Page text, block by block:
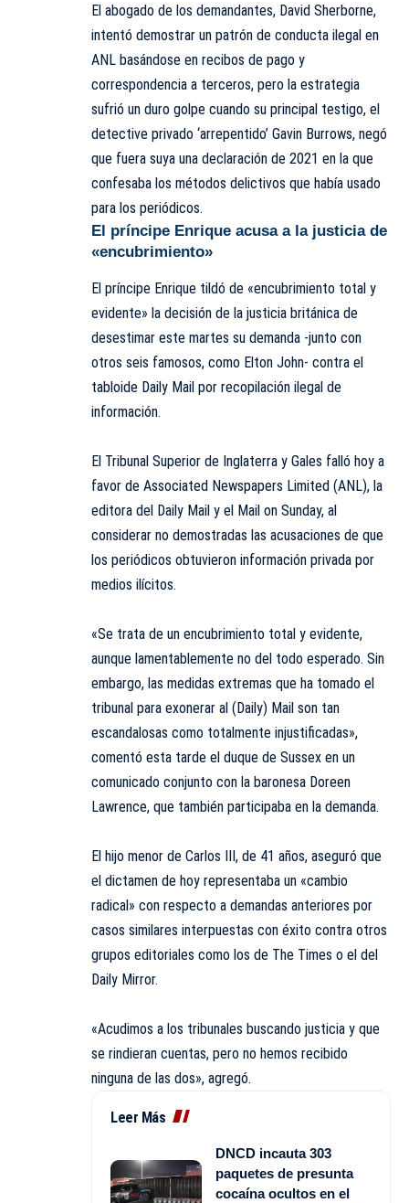
El abogado de los demandantes, David Sherborne,
intentó demostrar un patrón de conducta ilegal en
ANL basándose en recibos de pago y
correspondencia a terceros, pero la estrategia
sufrió un duro golpe cuando su principal testigo, el
detective privado ‘arrepentido’ Gavin Burrows, negó
que fuera suya una declaración de 2021 en la que
confesaba los métodos delictivos que había usado
para los periódicos.
El príncipe Enrique acusa a la justicia de
«encubrimiento»
El príncipe Enrique tildó de «encubrimiento total y
evidente» la decisión de la justicia británica de
desestimar este martes su demanda -junto con
otros seis famosos, como Elton John- contra el
tabloide Daily Mail por recopilación ilegal de
información.
El Tribunal Superior de Inglaterra y Gales falló hoy a
favor de Associated Newspapers Limited (ANL), la
editora del Daily Mail y el Mail on Sunday, al
considerar no demostradas las acusaciones de que
los periódicos obtuvieron información privada por
medios ilícitos.
«Se trata de un encubrimiento total y evidente,
aunque lamentablemente no del todo esperado. Sin
embargo, las medidas extremas que ha tomado el
tribunal para exonerar al (Daily) Mail son tan
escandalosas como totalmente injustificadas»,
comentó esta tarde el duque de Sussex en un
comunicado conjunto con la baronesa Doreen
Lawrence, que también participaba en la demanda.
El hijo menor de Carlos III, de 41 años, aseguró que
el dictamen de hoy representaba un «cambio
radical» con respecto a demandas anteriores por
casos similares interpuestas con éxito contra otros
grupos editoriales como los de The Times o el del
Daily Mirror.
«Acudimos a los tribunales buscando justicia y que
se rindieran cuentas, pero no hemos recibido
ninguna de las dos», agregó.
Leer Más
DNCD incauta 303
paquetes de presunta
cocaína ocultos en el